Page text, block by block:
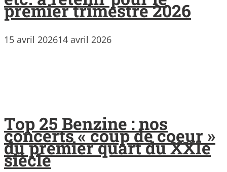
premier trimestre 2026
15 avril 202614 avril 2026
Top 25 Benzine : nos
concerts « coup de coeur »
du premier quart du XXIe
siècle